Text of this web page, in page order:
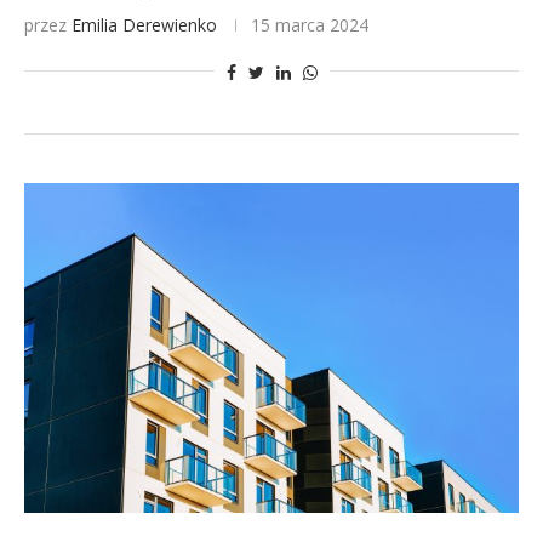
przez Emilia Derewienko 15 marca 2024